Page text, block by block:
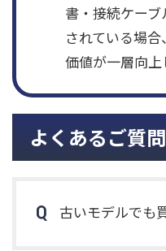
書・接続ケー
されている場
価値が一層向上
よくあるご質問
古いモデルでも